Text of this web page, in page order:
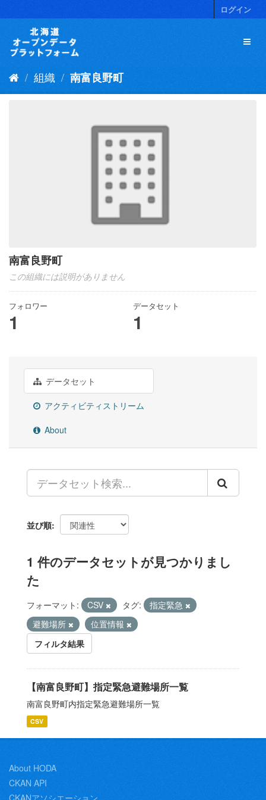
キ
ログイン
組織 南富良野町
南富良野町
この組織には説明がありません
フォロワー
1
データセット
1
データセット
アクティビティストリーム
About
並び順
1 件のデータセットが見つかりまし
た
フォーマット: CSV タグ:
指定緊急
避難場所
位置情報
フィルタ結果
【南富良野町】指定緊急避難場所一覧
南富良野町内指定緊急避難場所一覧
CSV
About HODA
CKAN API